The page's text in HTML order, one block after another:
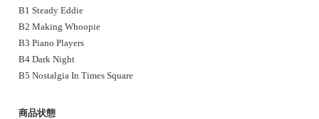
B1 Steady Eddie
B2 Making Whoopie
B3 Piano Players
B4 Dark Night
B5 Nostalgia In Times Square
商品状態